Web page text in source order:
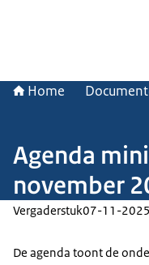
Home
Agenda
november
Vergaderstuk07-11-2025
De agenda toont de